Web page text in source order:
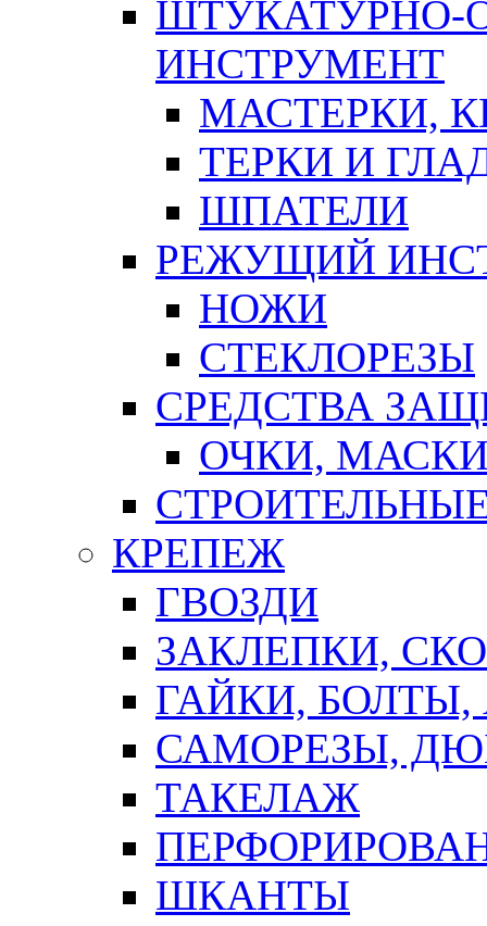
ШТУКАТУРНО-
ИНСТРУМЕНТ
МАСТЕРКИ,
ТЕРКИ И
ШПАТЕЛИ
РЕЖУЩИЙ
НОЖИ
СТЕКЛОРЕЗЫ
СРЕДСТВА
ОЧКИ,
КРЕПЕЖ
ГВОЗДИ
ЗАКЛЕПКИ,
ГАЙКИ,
САМОРЕЗЫ,
ТАКЕЛАЖ
ШКАНТЫ